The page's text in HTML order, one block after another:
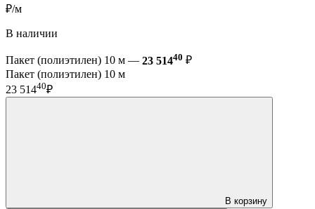
₽/м
В наличии
Пакет (полиэтилен) 10 м — 23 51440 ₽
Пакет (полиэтилен) 10 м
23 51440₽
В корзину